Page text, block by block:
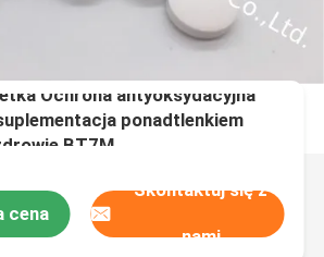
Ochrona antyoksydacyjna
ponadtlenkiem
BT7M
cena
Skontaktuj się z
nami